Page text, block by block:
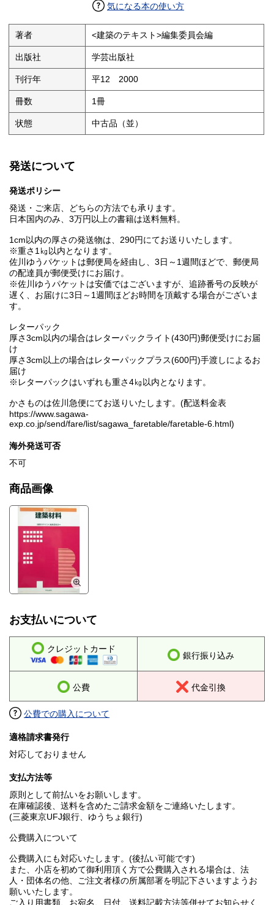
気になる本の使い方
著者 <建築のテキスト>編集委員会編
出版社 学芸出版社
刊行年 平12 2000
冊数 1冊
状態 中古品（並）
発送について
発送ポリシー
発送・ご来店、どちらの方法でも承ります。
日本国内のみ、3万円以上の書籍は送料無料。
1cm以内の厚さの発送物は、290円にてお送りいたします。
※重さ1㎏以内となります。
佐川ゆうパケットは郵便局を経由し、3日～1週間ほどで、郵便局
の配達員が郵便受けにお届け。
※佐川ゆうパケットは安価ではございますが、追跡番号の反映が
遅く、お届けに3日～1週間ほどお時間を頂戴する場合がございま
す。
レターパック
厚さ3cm以内の場合はレターパックライト(430円)郵便受けにお届
け
厚さ3cm以上の場合はレターパックプラス(600円)手渡しによるお
届け
※レターパックはいずれも重さ4㎏以内となります。
かさものは佐川急便にてお送りいたします。(配送料金表
https://www.sagawa-
exp.co.jp/send/fare/list/sagawa_faretable/faretable-6.html)
海外発送可否
不可
商品画像
お支払いについて
クレジットカード
銀行振り込み
公費 代金引換
公費での購入について
適格請求書発行
対応しておりません
支払方法等
原則として前払いをお願いします。
在庫確認後、送料を含めたご請求金額をご連絡いたします。
(三菱東京UFJ銀行、ゆうちょ銀行)
公費購入について
公費購入にも対応いたします。(後払い可能です)
また、小店を初めて御利用頂く方で公費購入される場合は、法
人・団体名の他、ご注文者様の所属部署を明記下さいますようお
願いいたします。
ご入り用書類、お宛名、日付、送料記載方法等併せてお知らせく